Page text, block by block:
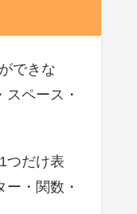
できな
ペース・
つだけ表
・関数・